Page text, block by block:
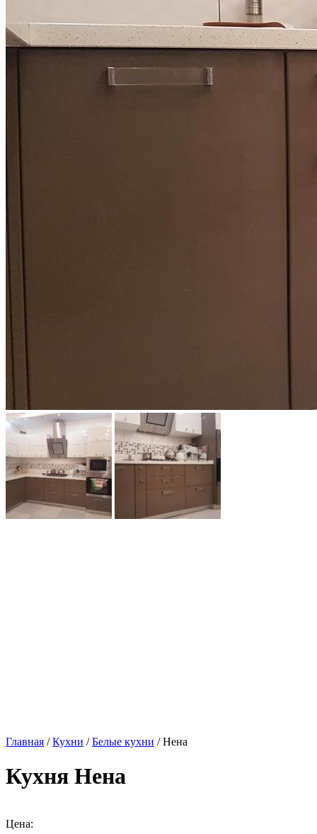
Главная /Кухни /Белые кухни / Нена
Кухня Нена
Цена: